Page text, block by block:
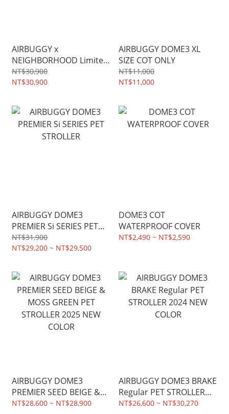
AIRBUGGY x
NEIGHBORHOOD Limited
Edition Collaboration
NT$30,900
NT$30,900
AIRBUGGY DOME3 XL
SIZE COT ONLY
NT$11,000
NT$11,000
AIRBUGGY DOME3
PREMIER Si SERIES PET
STROLLER
NT$31,900
NT$29,200 ~ NT$29,500
DOME3 COT
WATERPROOF COVER
NT$2,490 ~ NT$2,590
AIRBUGGY DOME3
PREMIER SEED BEIGE &
MOSS GREEN PET
NT$28,600 ~ NT$28,900
AIRBUGGY DOME3 BRAKE
Regular PET STROLLER
2024 NEW COLOR
NT$26,600 ~ NT$30,270